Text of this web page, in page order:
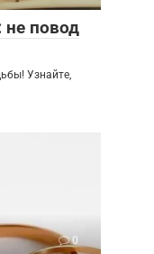
повод
Узнайте,
0